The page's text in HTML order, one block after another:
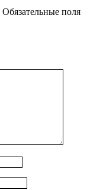
Обязательные поля